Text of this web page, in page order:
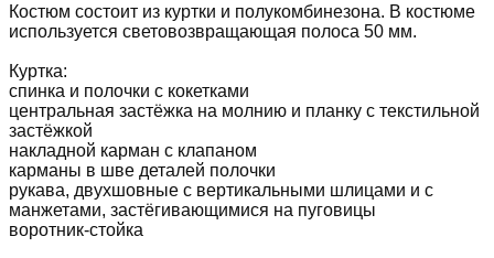
Костюм состоит из куртки и полукомбинезона. В костюме
используется световозвращающая полоса 50 мм.
Куртка:
спинка и полочки с кокетками
центральная застёжка на молнию и планку с текстильной
застёжкой
накладной карман с клапаном
карманы в шве деталей полочки
рукава, двухшовные с вертикальными шлицами и с
манжетами, застёгивающимися на пуговицы
воротник-стойка